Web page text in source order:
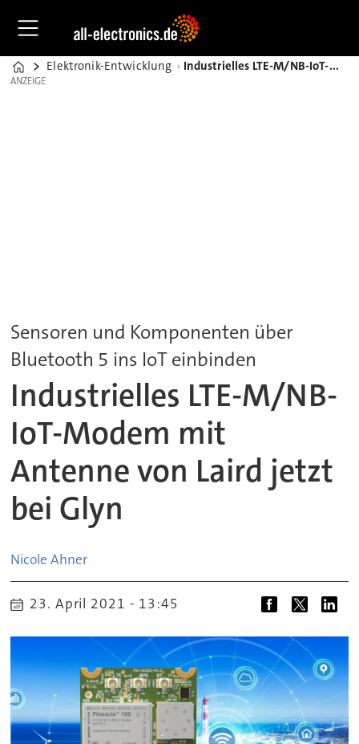
Home
Elektronik-Entwicklung Industrielles LTE-M/NB-IoT-Modem mit Antenne von Laird jetzt bei Glyn
ANZEIGE
ANZEIGE
Sensoren und Komponenten über
Bluetooth 5 ins IoT einbinden
Industrielles LTE-M/NB-
IoT-Modem mit
Antenne von Laird jetzt
bei Glyn
Nicole Ahner
23. April 2021 - 13:45